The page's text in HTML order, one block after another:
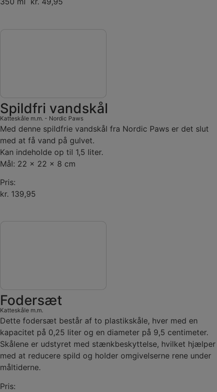
Spildfri vandskål
Katteskåle m.m. - Nordic Paws
Med denne spildfrie vandskål fra Nordic Paws er det slut
med at få vand på gulvet.
Kan indeholde op til 1,5 liter.
Mål: 22 x 22 x 8 cm
Pris:
kr. 139,95
Fodersæt
Katteskåle m.m.
Dette fodersæt består af to plastikskåle, hver med en
kapacitet på 0,25 liter og en diameter på 9,5 centimeter.
Skålene er udstyret med stænkbeskyttelse, hvilket hjælper
med at reducere spild og holder omgivelserne rene under
måltiderne.
Pris: